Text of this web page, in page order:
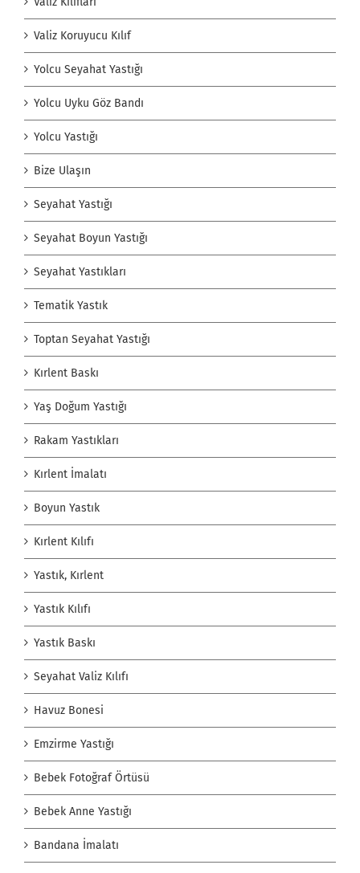
Valiz Koruyucu Kılıf
Yolcu Seyahat Yastığı
Yolcu Uyku Göz Bandı
Yolcu Yastığı
Bize Ulaşın
Seyahat Yastığı
Seyahat Boyun Yastığı
Seyahat Yastıkları
Tematik Yastık
Toptan Seyahat Yastığı
Kırlent Baskı
Yaş Doğum Yastığı
Rakam Yastıkları
Kırlent İmalatı
Boyun Yastık
Kırlent Kılıfı
Yastık, Kırlent
Yastık Kılıfı
Yastık Baskı
Seyahat Valiz Kılıfı
Havuz Bonesi
Emzirme Yastığı
Bebek Fotoğraf Örtüsü
Bebek Anne Yastığı
Bandana İmalatı